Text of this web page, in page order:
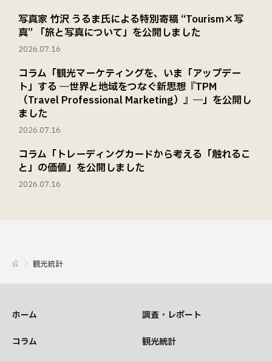
写真家 竹沢 うるま氏による特別寄稿 “Tourism×写
真” 「旅と写真について」を公開しました
2026.07.16
コラム「観光マーケティングを、いま「アップデー
ト」する ―世界と地域をつなぐ新思想『TPM
（Travel Professional Marketing）』―」を公開し
ました
2026.07.16
コラム「トレーディングカードから考える「触れるこ
と」の価値」を公開しました
2026.07.16
観光統計
ホーム 調査・レポート
コラム 観光統計